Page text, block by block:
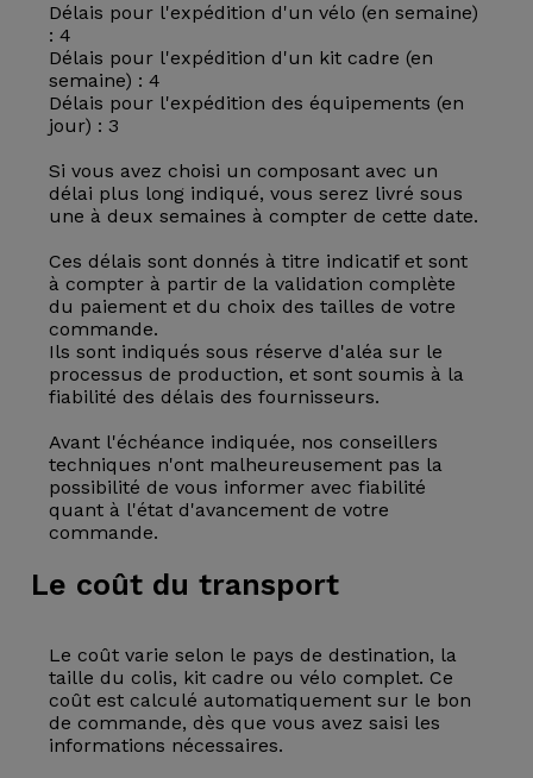
Délais pour l'expédition d'un vélo (en semaine)
: 4
Délais pour l'expédition d'un kit cadre (en
semaine) : 4
Délais pour l'expédition des équipements (en
jour) : 3
Si vous avez choisi un composant avec un
délai plus long indiqué, vous serez livré sous
une à deux semaines à compter de cette date.
Ces délais sont donnés à titre indicatif et sont
à compter à partir de la validation complète
du paiement et du choix des tailles de votre
commande.
Ils sont indiqués sous réserve d'aléa sur le
processus de production, et sont soumis à la
fiabilité des délais des fournisseurs.
Avant l'échéance indiquée, nos conseillers
techniques n'ont malheureusement pas la
possibilité de vous informer avec fiabilité
quant à l'état d'avancement de votre
commande.
Le coût du transport
Le coût varie selon le pays de destination, la
taille du colis, kit cadre ou vélo complet. Ce
coût est calculé automatiquement sur le bon
de commande, dès que vous avez saisi les
informations nécessaires.